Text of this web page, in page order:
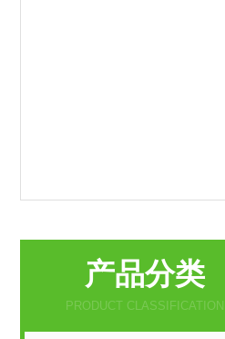
产品分类
PRODUCT CLASSIFICATION